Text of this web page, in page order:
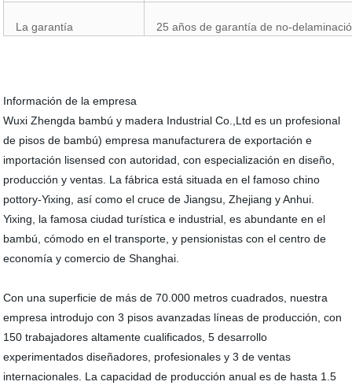
La garantía 25 años de garantía de no-
Información de la empresa
Wuxi Zhengda bambú y madera Industrial Co.,Ltd es un profesional
de pisos de bambú) empresa manufacturera de exportación e
importación lisensed con autoridad, con especialización en diseño,
producción y ventas. La fábrica está situada en el famoso chino
pottory-Yixing, así como el cruce de Jiangsu, Zhejiang y Anhui.
Yixing, la famosa ciudad turística e industrial, es abundante en el
bambú, cómodo en el transporte, y pensionistas con el centro de
economía y comercio de Shanghai.
Con una superficie de más de 70.000 metros cuadrados, nuestra
empresa introdujo con 3 pisos avanzadas líneas de producción, con
150 trabajadores altamente cualificados, 5 desarrollo
experimentados diseñadores, profesionales y 3 de ventas
internacionales. La capacidad de producción anual es de hasta 1.5